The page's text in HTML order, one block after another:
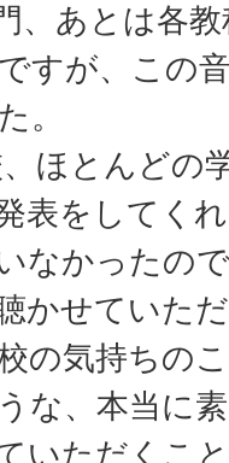
、あとは各
すが、この
。
ほとんどの
表をしてく
なかったの
かせていた
の気持ちの
な、本当に
いただくこ